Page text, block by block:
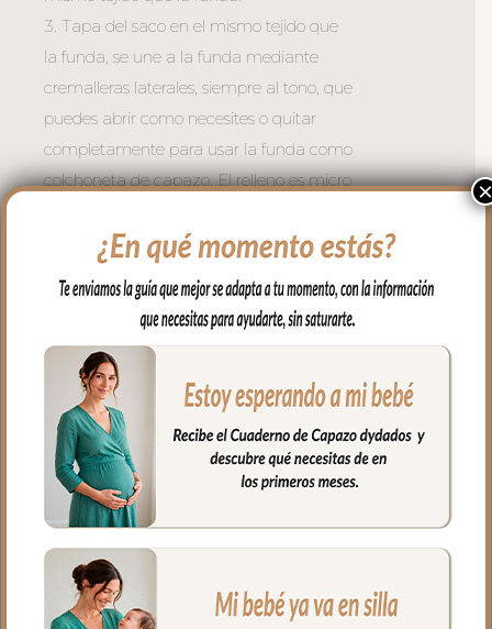
3. Tapa del saco en el mismo tejido que
la funda, se une a la funda mediante
cremalleras laterales, siempre al tono, que
puedes abrir como necesites o quitar
completamente para usar la funda como
colchoneta de capazo. El relleno es micro
y muy buena transpirabilidad.
dentro del capazo.
4. Colcha que va por encima del capazo,
cubriendo la parte de arriba del capazo y
los bordes en lateral, es una colcha
amplia; lacitos en las esquinas para
ajustar a la forma del capazo. En tejido
polipiel bordada; una polipiel sintética
muy suave y agradable
5. Babero o embozo va por encima de la
colcha siempre en el mismo tejido que la
funda y la tapa del saco.
×